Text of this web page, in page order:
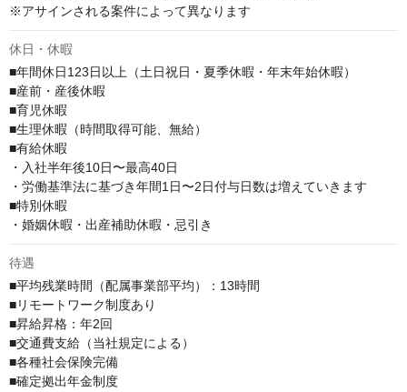
※アサインされる案件によって異なります
休日・休暇
■年間休日123日以上（土日祝日・夏季休暇・年末年始休暇）
■産前・産後休暇
■育児休暇
■生理休暇（時間取得可能、無給）
■有給休暇
・入社半年後10日〜最高40日
・労働基準法に基づき年間1日〜2日付与日数は増えていきます
■特別休暇
・婚姻休暇・出産補助休暇・忌引き
待遇
■平均残業時間（配属事業部平均）：13時間
■リモートワーク制度あり
■昇給昇格：年2回
■交通費支給（当社規定による）
■各種社会保険完備
■確定拠出年金制度